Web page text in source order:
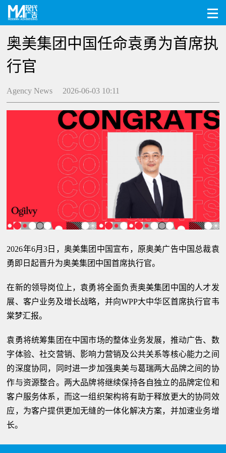
奥美集团中国任命袁勇为首席执
行官
Agency News 2026-06-03 10:11
2026年6月3日，奥美集团中国宣布，原奥美广告中国总裁袁
勇即日起晋升为奥美集团中国首席执行官。
在新的领导岗位上，袁勇将全面负责奥美集团中国的人才发
展、客户业务及增长战略，并向WPP大中华区首席执行官韦
棠梦汇报。
袁勇将统筹集团在中国市场的整体业务发展，推动广告、数
字体验、社交营销、影响力营销及公共关系等核心能力之间
的深度协同，同时进一步加强奥美与葛瑞两大品牌之间的协
作与资源整合。两大品牌将继续保持各自独立的品牌定位和
客户服务体系，而这一组织架构将有助于释放更大的协同效
应，为客户提供更加无缝的一体化解决方案，并加速业务增
长。